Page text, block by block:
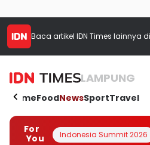
Baca artikel IDN Times lainnya di
LAMPUNG
HomeFoodNewsSportTravel
For
You
Indonesia Summit 2026